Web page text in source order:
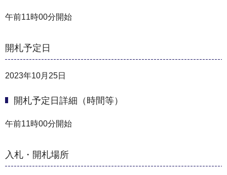
午前11時00分開始
開札予定日
2023年10月25日
開札予定日詳細（時間等）
午前11時00分開始
入札・開札場所